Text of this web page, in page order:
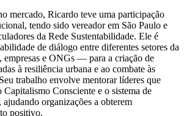
mercado, Ricardo teve uma participação
tendo sido vereador em São Paulo e
da Rede Sustentabilidade. Ele é
de diálogo entre diferentes setores da
e ONGs — para a criação de
à resiliência urbana e ao combate às
trabalho envolve mentorar líderes que
Capitalismo Consciente e o sistema de
organizações a obterem
positivo.